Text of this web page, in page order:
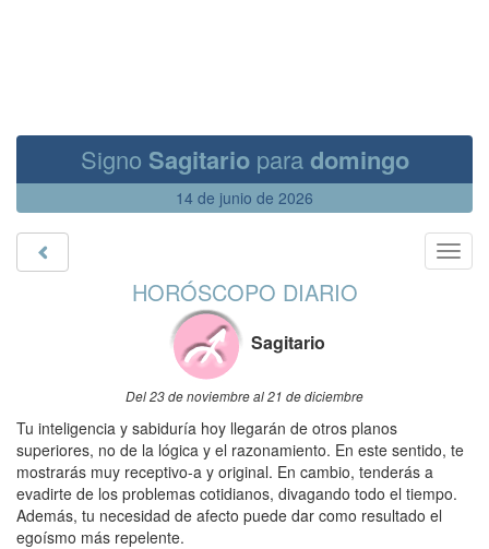
Signo Sagitarioparadomingo
14 de junio de 2026
HORÓSCOPO DIARIO
Sagitario
Del 23 de noviembre al 21 de diciembre
Tu inteligencia y sabiduría hoy llegarán de otros planos
superiores, no de la lógica y el razonamiento. En este sentido, te
mostrarás muy receptivo-a y original. En cambio, tenderás a
evadirte de los problemas cotidianos, divagando todo el tiempo.
Además, tu necesidad de afecto puede dar como resultado el
egoísmo más repelente.